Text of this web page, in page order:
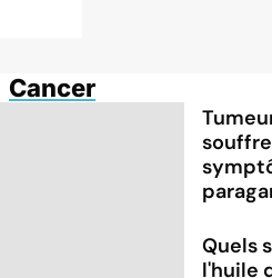
Cancer
Quels
l'huile